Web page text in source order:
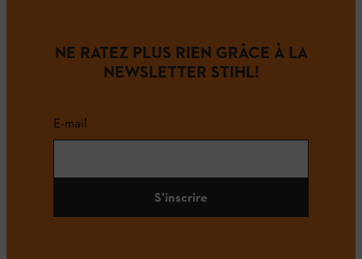
NE RATEZ PLUS RIEN GRÂCE À LA
NEWSLETTER STIHL!
E-mail
S'inscrire